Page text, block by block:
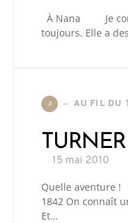
À Nana Je
toujours. Elle a
A AU FIL DU
TURNER
15 mai 2010
Quelle aventure !
1842 On connaît
Et…